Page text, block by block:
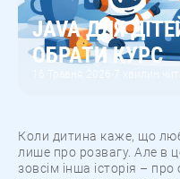
JAVA ДЛЯ
ОБРАТИ КУРС
7 хвилин
Коли дитина каже, що
лише про розвагу. Але в
зовсім інша історія –